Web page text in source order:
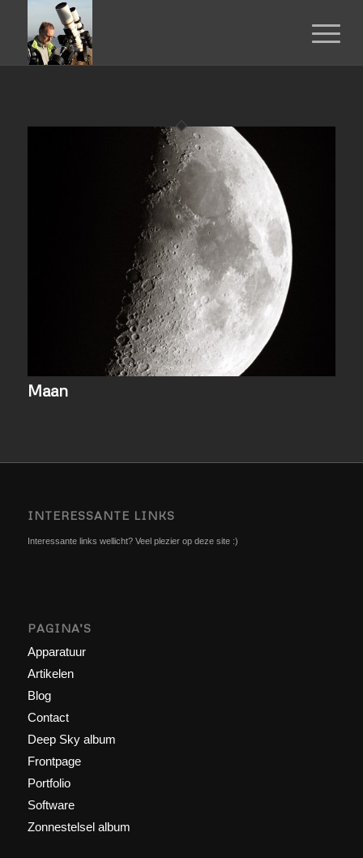
Maan
INTERESSANTE LINKS
Interessante links wellicht? Veel plezier op deze site :)
PAGINA’S
Apparatuur
Artikelen
Blog
Contact
Deep Sky album
Frontpage
Portfolio
Software
Zonnestelsel album